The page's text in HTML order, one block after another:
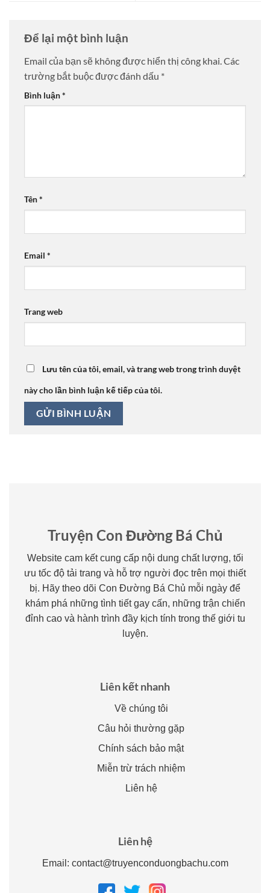
Để lại một bình luận
Email của bạn sẽ không được hiển thị công khai. Các
trường bắt buộc được đánh dấu *
Bình luận*
Tên*
Email *
Trang web
Lưu tên của tôi, email, và trang web trong trình duyệt
này cho lần bình luận kế tiếp của tôi.
Truyện Con Đường Bá Chủ
Website cam kết cung cấp nội dung chất lượng, tối
ưu tốc độ tải trang và hỗ trợ người đọc trên mọi thiết
bị. Hãy theo dõi Con Đường Bá Chủ mỗi ngày để
khám phá những tình tiết gay cấn, những trận chiến
đỉnh cao và hành trình đầy kịch tính trong thế giới tu
luyện.
Liên kết nhanh
Về chúng tôi
Câu hỏi thường gặp
Chính sách bảo mật
Miễn trừ trách nhiệm
Liên hệ
Liên hệ
Email: contact@truyenconduongbachu.com